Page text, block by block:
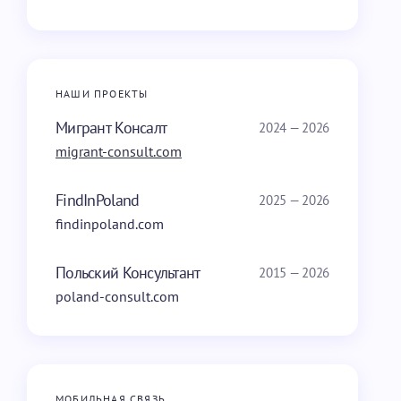
НАШИ ПРОЕКТЫ
Мигрант Консалт 2024 — 2026
migrant-consult.com
FindInPoland 2025 — 2026
findinpoland.com
Польский Консультант 2015 — 2026
poland-consult.com